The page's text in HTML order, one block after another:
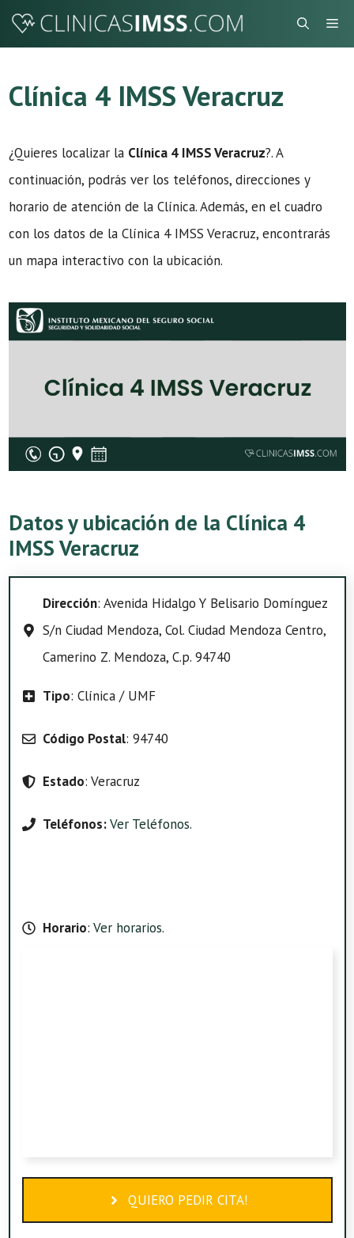
Saltar
Clínica 4 IMSS Veracruz
¿Quieres localizar la Clínica 4 IMSS Veracruz?. A
continuación, podrás ver los teléfonos, direcciones y
horario de atención de la Clínica. Además, en el cuadro
con los datos de la Clínica 4 IMSS Veracruz, encontrarás
un mapa interactivo con la ubicación.
Datos y ubicación de la Clínica 4
IMSS Veracruz
Dirección: Avenida Hidalgo Y Belisario Domínguez
S/n Ciudad Mendoza, Col. Ciudad Mendoza Centro,
Camerino Z. Mendoza, C.p. 94740
Tipo: Clínica / UMF
Código Postal: 94740
Estado: Veracruz
Teléfonos:Ver Teléfonos.
Horario: Ver horarios.
QUIERO PEDIR CITA!